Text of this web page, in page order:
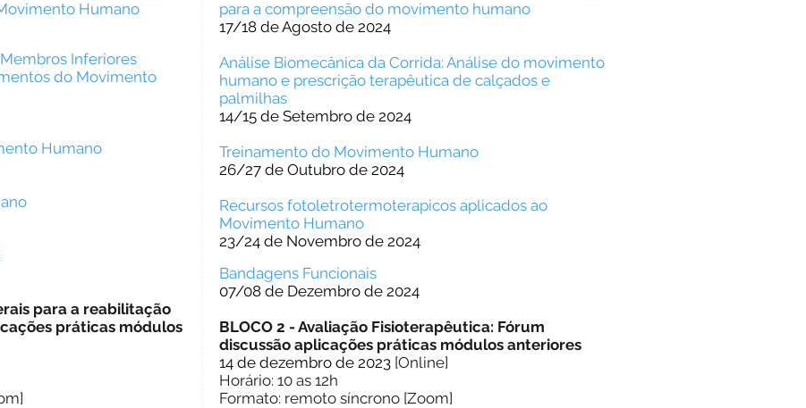
Humano
Inferiores
do Movimento
Humano
para a reabilitação
práticas módulos
para a compreensão do movimento humano
17/18 de Agosto de 2024
Análise Biomecânica da Corrida: Análise do movimento
humano e prescrição terapêutica de calçados e
palmilhas
14/15 de Setembro de 2024
Treinamento do Movimento Humano
26/27 de Outubro de 2024
Recursos fotoletrotermoterapicos aplicados ao
Movimento Humano
23/24 de Novembro de 2024
Bandagens Funcionais
07/08 de Dezembro de 2024
BLOCO 2 - Avaliação Fisioterapêutica: Fórum
discussão aplicações práticas módulos anteriores
14 de dezembro de 2023 [Online]
Horário: 10 as 12h
Formato: remoto síncrono [Zoom]